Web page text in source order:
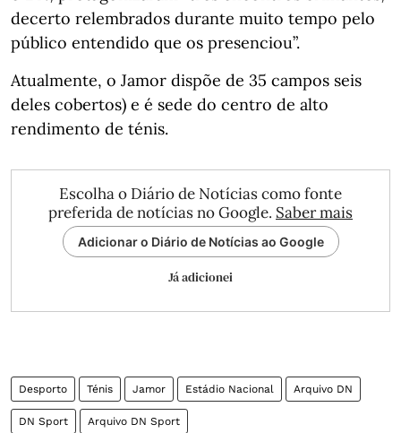
decerto relembrados durante muito tempo pelo
público entendido que os presenciou”.
Atualmente, o Jamor dispõe de 35 campos seis
deles cobertos) e é sede do centro de alto
rendimento de ténis.
Escolha o Diário de Notícias como fonte
preferida de notícias no Google. Saber mais
Adicionar o Diário de Notícias ao Google
Já adicionei
Desporto Ténis Jamor Estádio Nacional Arquivo DN
DN Sport Arquivo DN Sport